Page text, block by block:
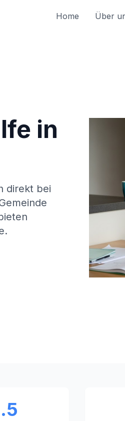
Home Über
in
direkt bei